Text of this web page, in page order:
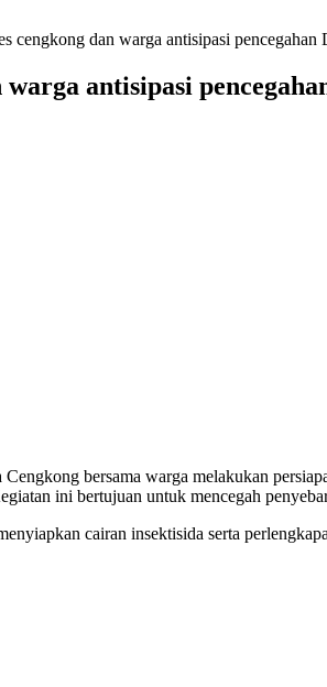
cengkong dan warga antisipasi
warga antisipasi
Cengkong bersama warga melakukan
ini bertujuan untuk mencegah
cairan insektisida serta